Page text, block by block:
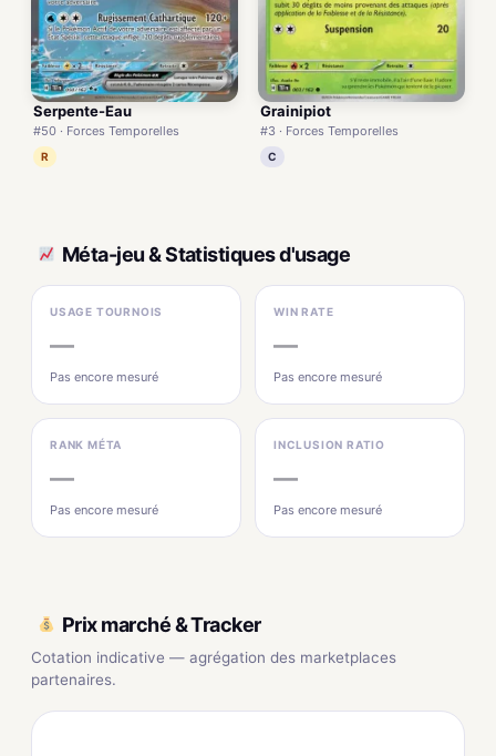
Serpente-Eau
#50 · Forces Temporelles
R
Grainipiot
#3 · Forces Temporelles
C
Méta-jeu & Statistiques d'usage
USAGE TOURNOIS
—
Pas encore mesuré
WIN RATE
—
Pas encore mesuré
RANK MÉTA
—
Pas encore mesuré
INCLUSION RATIO
—
Pas encore mesuré
Prix marché & Tracker
Cotation indicative — agrégation des marketplaces
partenaires.